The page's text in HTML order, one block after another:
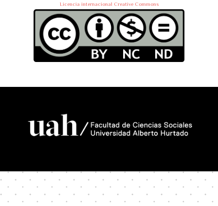
Licencia internacional Creative Commons